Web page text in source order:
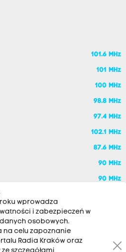
101.6 MHz
101 MHz
100 MHz
98.8 MHz
97.4 MHz
102.1 MHz
87.6 MHz
90 MHz
90 MHz
wprowadza
i zabezpieczeń w
osobowych.
na celu zapoznanie
Radia Kraków oraz